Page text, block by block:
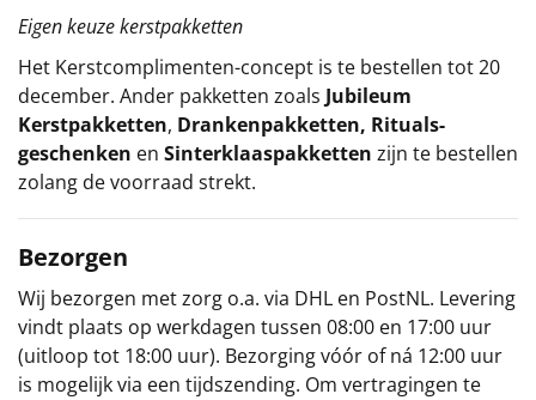
Eigen keuze kerstpakketten
Het Kerstcomplimenten-concept is te bestellen tot 20
december. Ander pakketten zoals Jubileum
Kerstpakketten, Drankenpakketten, Rituals-
geschenken en Sinterklaaspakketten zijn te bestellen
zolang de voorraad strekt.
Bezorgen
Wij bezorgen met zorg o.a. via DHL en PostNL. Levering
vindt plaats op werkdagen tussen 08:00 en 17:00 uur
(uitloop tot 18:00 uur). Bezorging vóór of ná 12:00 uur
is mogelijk via een tijdszending. Om vertragingen te